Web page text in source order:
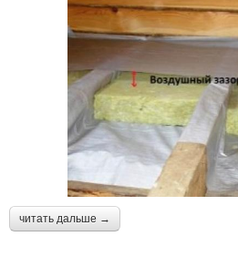
читать дальше →